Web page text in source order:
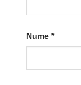
Nume *